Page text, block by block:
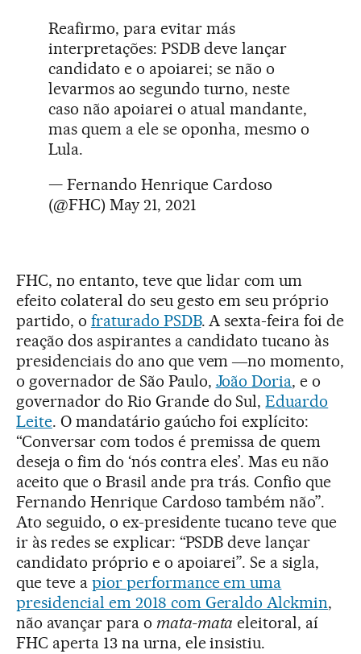
Reafirmo, para evitar más
interpretações: PSDB deve lançar
candidato e o apoiarei; se não o
levarmos ao segundo turno, neste
caso não apoiarei o atual mandante,
mas quem a ele se oponha, mesmo o
Lula.
— Fernando Henrique Cardoso
(@FHC) May 21, 2021
FHC, no entanto, teve que lidar com um
efeito colateral do seu gesto em seu próprio
partido, o fraturado PSDB. A sexta-feira foi de
reação dos aspirantes a candidato tucano às
presidenciais do ano que vem ―no momento,
o governador de São Paulo, João Doria, e o
governador do Rio Grande do Sul,Eduardo
Leite. O mandatário gaúcho foi explícito:
“Conversar com todos é premissa de quem
deseja o fim do ‘nós contra eles’. Mas eu não
aceito que o Brasil ande pra trás. Confio que
Fernando Henrique Cardoso também não”.
Ato seguido, o ex-presidente tucano teve que
ir às redes se explicar: “PSDB deve lançar
candidato próprio e o apoiarei”. Se a sigla,
que teve a pior performance em uma
presidencial em 2018 com Geraldo Alckmin,
não avançar para o mata-mata eleitoral, aí
FHC aperta 13 na urna, ele insistiu.